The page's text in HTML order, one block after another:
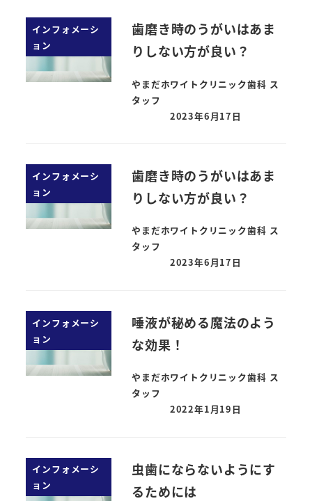
インフォメーシ
ョン
歯磨き時のうがいはあま
りしない方が良い？
やまだホワイトクリニック歯科 ス
タッフ
2023年6月17日
インフォメーシ
ョン
歯磨き時のうがいはあま
りしない方が良い？
やまだホワイトクリニック歯科 ス
タッフ
2023年6月17日
インフォメーシ
ョン
唾液が秘める魔法のよう
な効果！
やまだホワイトクリニック歯科 ス
タッフ
2022年1月19日
インフォメーシ
ョン
虫歯にならないようにす
るためには